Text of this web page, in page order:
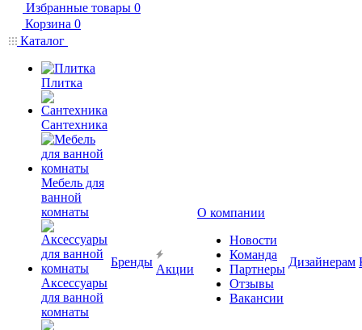
Избранные товары 0
Корзина 0
Каталог
Плитка
Сантехника
Мебель для
ванной
комнаты
Аксессуары
для ванной
комнаты
Бренды
Акции
О компании
Новости
Команда
Партнеры
Отзывы
Вакансии
Дизайнерам